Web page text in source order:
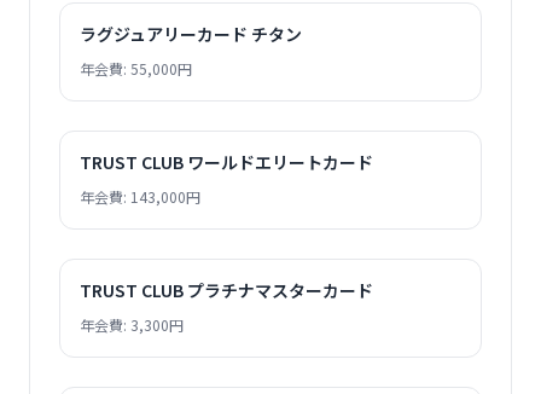
ラグジュアリーカード チタン
年会費: 55,000円
TRUST CLUB ワールドエリートカード
年会費: 143,000円
TRUST CLUB プラチナマスターカード
年会費: 3,300円